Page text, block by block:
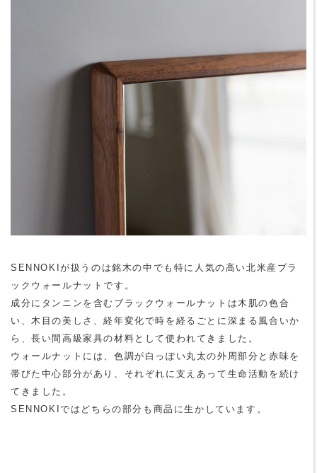
SENNOKIが扱うのは銘木の中でも特に人気の高い北米産ブラ
ックウォールナットです。
成分にタンニンを含むブラックウォールナットは木肌の色合
い、木目の美しさ、経年変化で時を経るごとに深まる風合いか
ら、長い間高級家具の材料として使われてきました。
ウォールナットには、色調が白っぽい丸太の外周部分と赤味を
帯びた中心部分があり、それぞれに支えあって生命活動を続け
てきました。
SENNOKIではどちらの部分も商品に生かしています。